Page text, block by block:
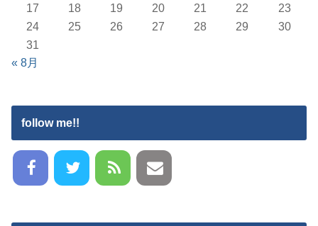
17
18 19 20 21 22
23
24
25 26 27 28 29
30
31
« 8月
follow me!!